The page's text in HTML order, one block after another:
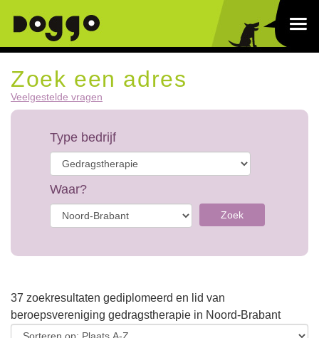
Zoek een adres
Veelgestelde vragen
Type bedrijf
Waar?
Zoek
37 zoekresultaten gediplomeerd en lid van
beroepsvereniging gedragstherapie in Noord-Brabant